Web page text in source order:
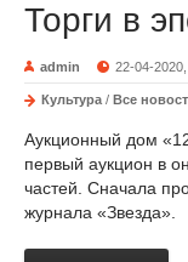
Торги в
admin 22-04-2020,
Культура / Все
Аукционный дом
первый аукцион в
частей. Сначала
журнала «Звезда».